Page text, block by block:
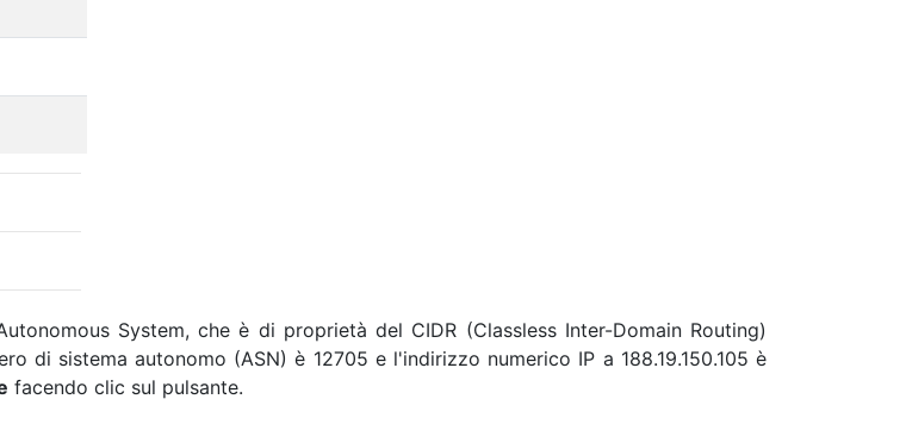
System, che è di proprietà del CIDR (Classless Inter-Domain Routing)
di sistema autonomo (ASN) è 12705 e l'indirizzo numerico IP a 188.19.150.105 è
facendo clic sul pulsante.